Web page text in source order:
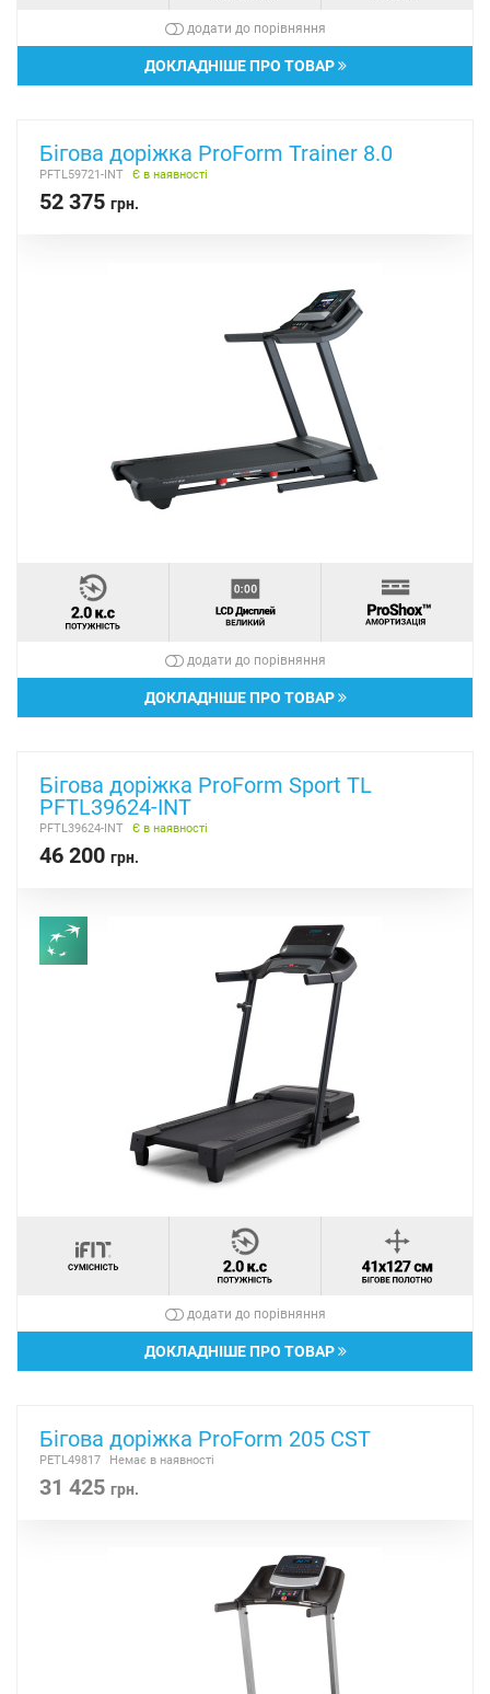
додати до порівняння
ДОКЛАДНІШЕ ПРО ТОВАР
Бігова доріжка ProForm Trainer 8.0
PFTL59721-INT Є в наявності
52 375 грн.
додати до порівняння
ДОКЛАДНІШЕ ПРО ТОВАР
Бігова доріжка ProForm Sport TL
PFTL39624-INT
PFTL39624-INT Є в наявності
46 200 грн.
додати до порівняння
ДОКЛАДНІШЕ ПРО ТОВАР
Бігова доріжка ProForm 205 CST
PETL49817 Немає в наявності
31 425 грн.